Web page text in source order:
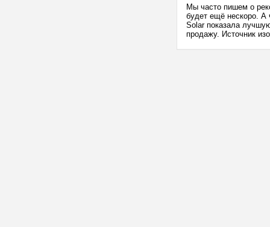
Мы часто пишем о
будет ещё нескоро. А
Solar показала
продажу. Источник